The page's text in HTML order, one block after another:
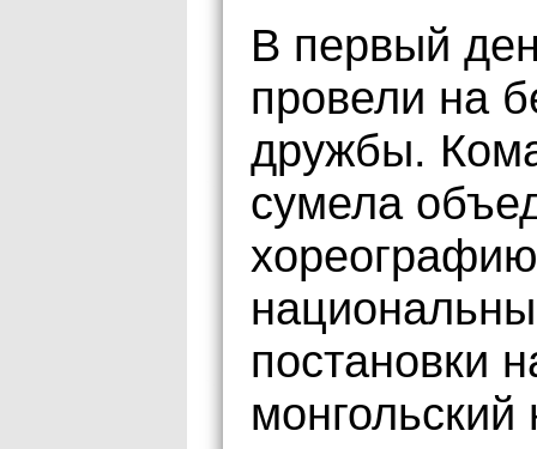
В первый
провели на
дружбы.
сумела
постановки